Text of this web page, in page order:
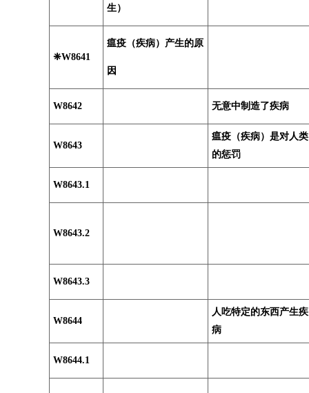
生）
❈W8641
瘟疫（疾病）产生的原
因
W8642 无意中制造了疾病
W8643
瘟疫（疾病）是对人类
的惩罚
W8643.1
W8643.2
W8643.3
W8644
人吃特定的东西产生疾
病
W8644.1